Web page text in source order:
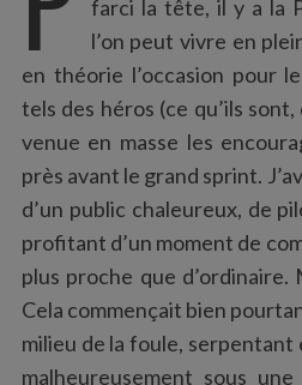
farci la tête, il y a la
l’on peut vivre en
en théorie l’occasion pour
tels des héros (ce qu’ils
venue en masse les
près avant le grand sprint.
d’un public chaleureux, de
profitant d’un moment de
plus proche que d’ordinaire.
Cela commençait bien
milieu de la foule,
malheureusement sous